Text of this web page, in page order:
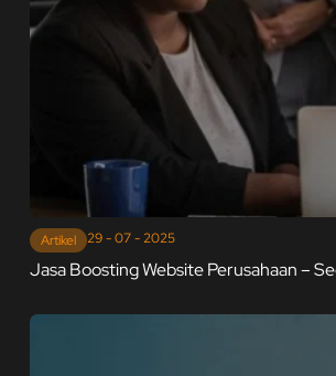
Artikel 29 - 07 - 2025
Jasa Boosting Website Perusahaan –